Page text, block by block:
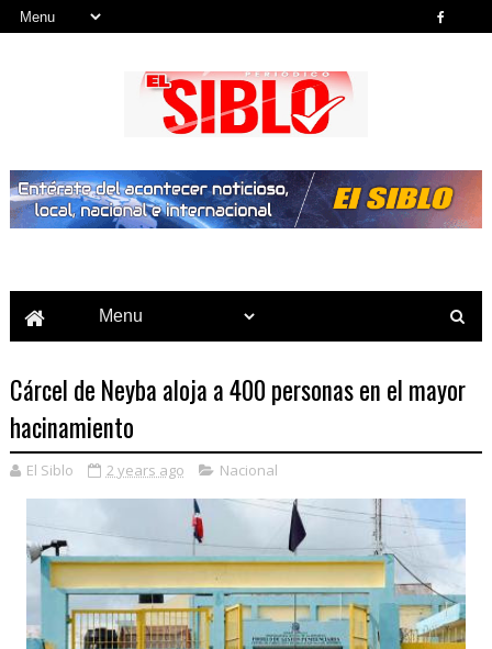
Cárcel de Neyba aloja a 400 personas en el mayor
hacinamiento
El Siblo 2 years ago Nacional